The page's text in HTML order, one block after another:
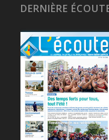
DERNIÈRE